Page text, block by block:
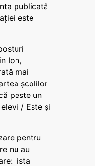
publicată
este
Ion,
mai
școlilor
peste un
/ Este și
pentru
nu au
lista